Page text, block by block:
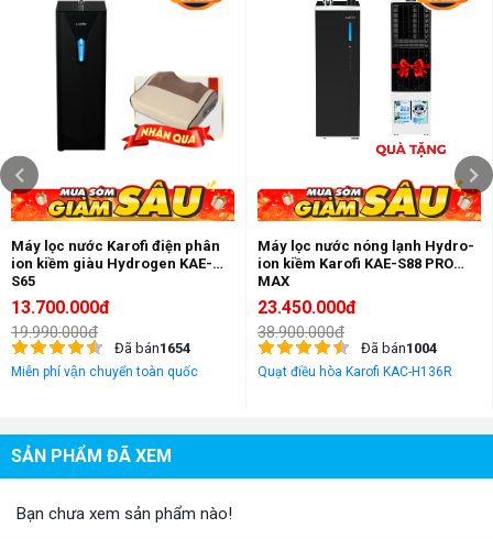
Nước kiềm (pH = 7.5 - 8.5, pH = 9.5 - 10.5)
40x32X100 cm
Máy lọc nước Karofi điện phân
ion kiềm giàu Hydrogen KAE-
S65
13.700.000đ
19.990.000đ
Đã bán1654
Miễn phí vận chuyển toàn quốc
Máy lọc nước nóng lạnh Hydro-
ion kiềm Karofi KAE-S88 PRO
MAX
23.450.000đ
38.900.000đ
Đã bán1004
Quạt điều hòa Karofi KAC-H136R
SẢN PHẨM ĐÃ XEM
Bạn chưa xem sản phẩm nào!